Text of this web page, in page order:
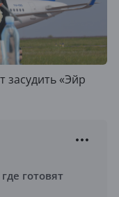
засудить «Эйр
готовят